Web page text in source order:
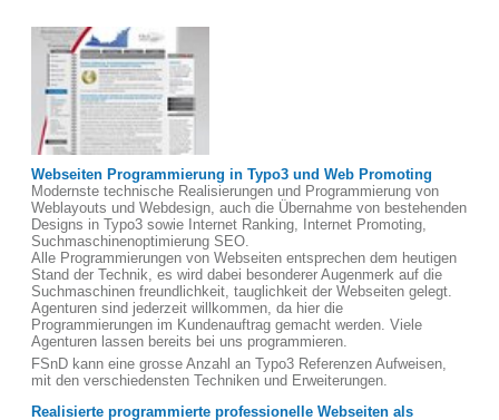
Webseiten Programmierung in Typo3 und Web Promoting
Modernste technische Realisierungen und Programmierung von
Weblayouts und Webdesign, auch die Übernahme von bestehenden
Designs in Typo3 sowie Internet Ranking, Internet Promoting,
Suchmaschinenoptimierung SEO.
Alle Programmierungen von Webseiten entsprechen dem heutigen
Stand der Technik, es wird dabei besonderer Augenmerk auf die
Suchmaschinen freundlichkeit, tauglichkeit der Webseiten gelegt.
Agenturen sind jederzeit willkommen, da hier die
Programmierungen im Kundenauftrag gemacht werden. Viele
Agenturen lassen bereits bei uns programmieren.
FSnD kann eine grosse Anzahl an Typo3 Referenzen Aufweisen,
mit den verschiedensten Techniken und Erweiterungen.
Realisierte programmierte professionelle Webseiten als